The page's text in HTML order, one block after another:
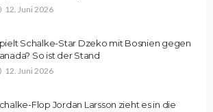
12. Juni 2026
Schalke-Star Dzeko mit Bosnien gegen
So ist der Stand
12. Juni 2026
Flop Jordan Larsson zieht es in die